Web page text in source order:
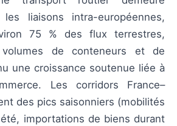
liaisons intra-européennes,
75 % des flux terrestres,
de conteneurs et de
une croissance soutenue liée à
Les corridors France–
des pics saisonniers (mobilités
importations de biens durant